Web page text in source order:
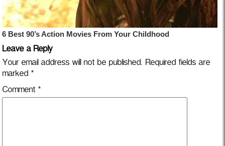
Leave a Reply
Your email address will not be published. Required fields are
marked *
Comment *